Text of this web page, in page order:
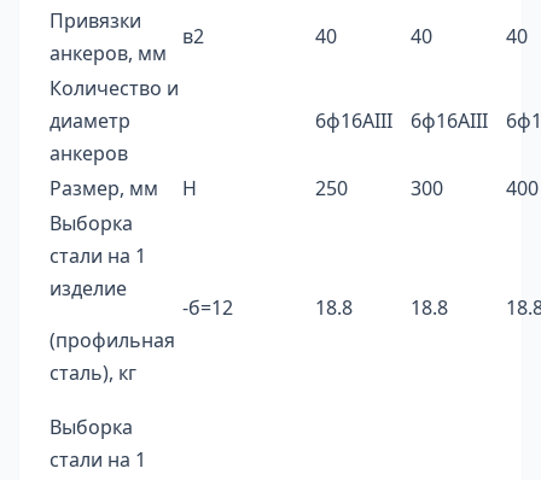
Привязки
анкеров, мм
в2 40 40
40
Количество и
диаметр
анкеров
6ф16AIII 6ф16AIII
Размер, мм H 250 300
400
Выборка
стали на 1
изделие
(профильная
сталь), кг
-б=12 18.8 18.8
Выборка
стали на 1